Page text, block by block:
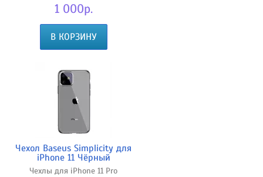
1 000р.
В КОРЗИНУ
Чехол Baseus Simplicity для
iPhone 11 Чёрный
Чехлы для iPhone 11 Pro